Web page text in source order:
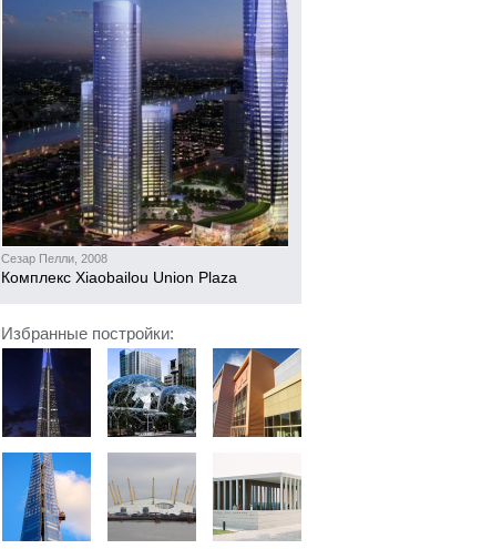
Сезар Пелли, 2008
Комплекс Xiaobailou Union Plaza
Избранные постройки: